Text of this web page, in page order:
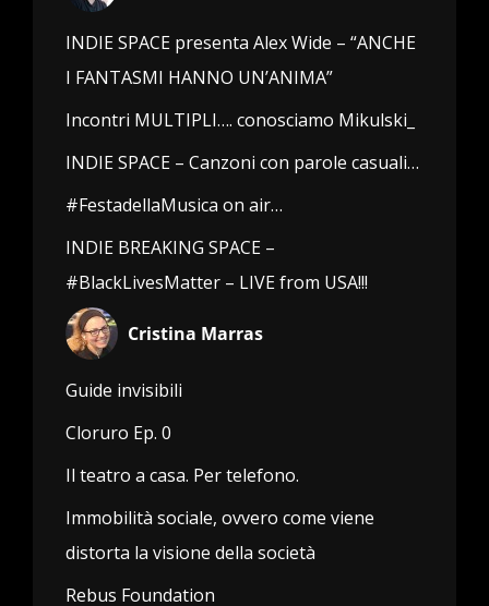
INDIE SPACE presenta Alex Wide – “ANCHE
I FANTASMI HANNO UN’ANIMA”
Incontri MULTIPLI…. conosciamo Mikulski_
INDIE SPACE – Canzoni con parole casuali…
#FestadellaMusica on air…
INDIE BREAKING SPACE –
#BlackLivesMatter – LIVE from USA!!!
Cristina Marras
Guide invisibili
Cloruro Ep. 0
Il teatro a casa. Per telefono.
Immobilità sociale, ovvero come viene
distorta la visione della società
Rebus Foundation